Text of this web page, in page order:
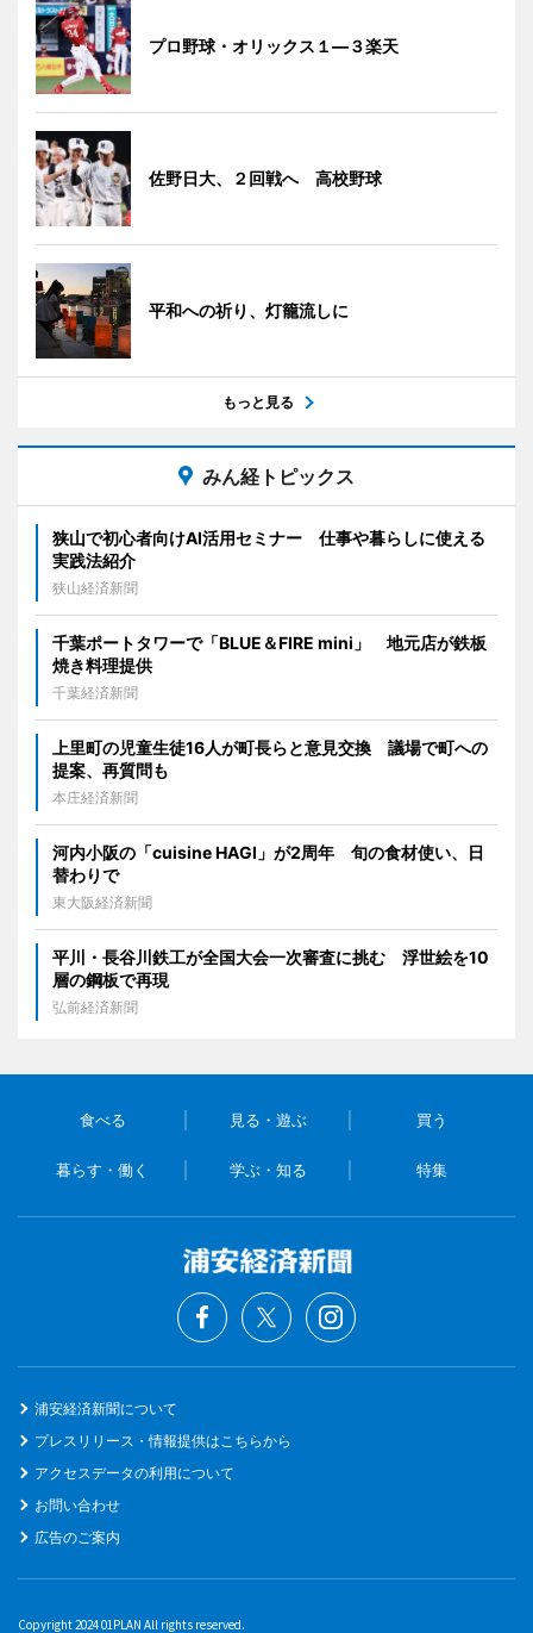
プロ野球・オリックス１―３楽天
佐野日大、２回戦へ 高校野球
平和への祈り、灯籠流しに
もっと見る
みん経トピックス
狭山で初心者向けAI活用セミナー 仕事や暮らしに使える
実践法紹介
狭山経済新聞
千葉ポートタワーで「BLUE＆FIRE mini」 地元店が鉄板
焼き料理提供
千葉経済新聞
上里町の児童生徒16人が町長らと意見交換 議場で町への
提案、再質問も
本庄経済新聞
河内小阪の「cuisine HAGI」が2周年 旬の食材使い、日
替わりで
東大阪経済新聞
平川・長谷川鉄工が全国大会一次審査に挑む 浮世絵を10
層の鋼板で再現
弘前経済新聞
食べる 見る・遊ぶ 買う
暮らす・働く 学ぶ・知る 特集
浦安経済新聞について
プレスリリース・情報提供はこちらから
アクセスデータの利用について
お問い合わせ
広告のご案内
Copyright 2024 01PLAN All rights reserved.